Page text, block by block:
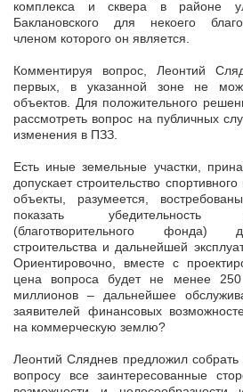
комплекса и сквера в районе
Баклановского для некоего
членом которого он является.
Комментируя вопрос, Леонтий
первых, в указанной зоне не
объектов. Для положительного
рассмотреть вопрос на публичных
изменения в ПЗЗ.
Есть иные земельные участки,
допускает строительство
объекты, разумеется,
показать убедительность
(благотворительного фонда)
строительства и дальнейшей
Ориентировочно, вместе с
цена вопроса будет не менее
миллионов – дальнейшее
заявителей финансовых
на коммерческую землю?
Леонтий Сляднев предложил
вопросу все заинтересованные